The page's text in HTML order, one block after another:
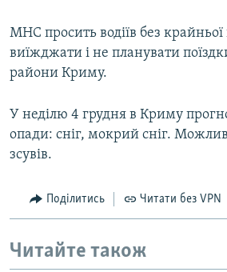
МНС просить водіїв без крайньої
виїжджати і не планувати
райони Криму.
У неділю 4 грудня в Криму
опади: сніг, мокрий сніг.
зсувів.
Поділитись Читати без VPN
Читайте також